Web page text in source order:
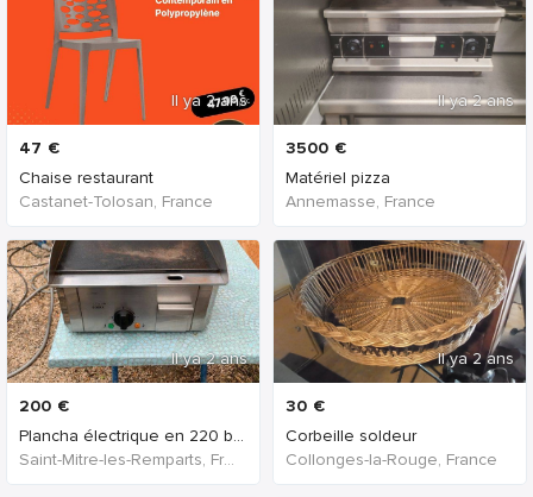
Il ya 2 ans
47 €
Chaise restaurant
Castanet-Tolosan, France
Il ya 2 ans
200 €
Plancha électrique en 220 b en fonte
Saint-Mitre-les-Remparts, France
Il ya 2 ans
3500 €
Matériel pizza
Annemasse, France
Il ya 2 ans
30 €
Corbeille soldeur
Collonges-la-Rouge, France